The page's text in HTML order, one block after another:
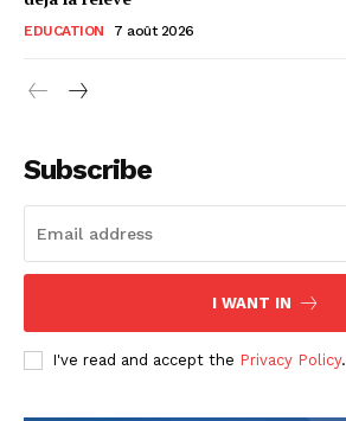
EDUCATION 7 août 2026
Subscribe
I WANT IN
I've read and accept the Privacy Policy.